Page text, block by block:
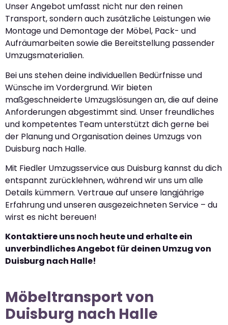
Unser Angebot umfasst nicht nur den reinen
Transport, sondern auch zusätzliche Leistungen wie
Montage und Demontage der Möbel, Pack- und
Aufräumarbeiten sowie die Bereitstellung passender
Umzugsmaterialien.
Bei uns stehen deine individuellen Bedürfnisse und
Wünsche im Vordergrund. Wir bieten
maßgeschneiderte Umzugslösungen an, die auf deine
Anforderungen abgestimmt sind. Unser freundliches
und kompetentes Team unterstützt dich gerne bei
der Planung und Organisation deines Umzugs von
Duisburg nach Halle.
Mit Fiedler Umzugsservice aus Duisburg kannst du dich
entspannt zurücklehnen, während wir uns um alle
Details kümmern. Vertraue auf unsere langjährige
Erfahrung und unseren ausgezeichneten Service – du
wirst es nicht bereuen!
Kontaktiere uns noch heute und erhalte ein
unverbindliches Angebot für deinen Umzug von
Duisburg nach Halle!
Möbeltransport von
Duisburg nach Halle